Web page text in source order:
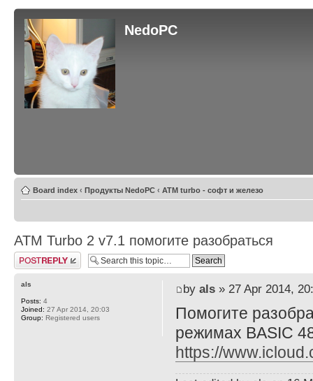
NedoPC
Board index ‹ Продукты NedoPC ‹ ATM turbo - софт и железо
ATM Turbo 2 v7.1 помогите разобраться
Post a reply
by als» 27 Apr 2014,
Помогите
режимах BASIC
https://
als
Posts: 4
Joined: 27 Apr 2014, 20:03
Group: Registered users